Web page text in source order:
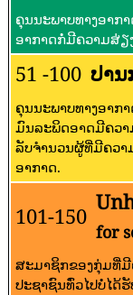
ຄຸນນະພາບທາງອາກ
ອາກາດກໍ່ມີຄວາມສ່
51 -100 ປານ
ຄຸນນະພາບທາງອາກ
ມົນລະພິດອາດມີຄວາ
ລັບຈໍານວນຜູ້ທີ່ມີຄວາ
ອາກາດ.
101-150
for
ສະມາຊິກຂອງກຸ່ມທີ່
ປະຊາຊົນທົ່ວໄປບໍ່ໄດ້